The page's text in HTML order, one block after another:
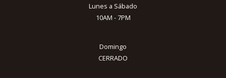
Lunes a Sábado
10AM - 7PM
Domingo
CERRADO